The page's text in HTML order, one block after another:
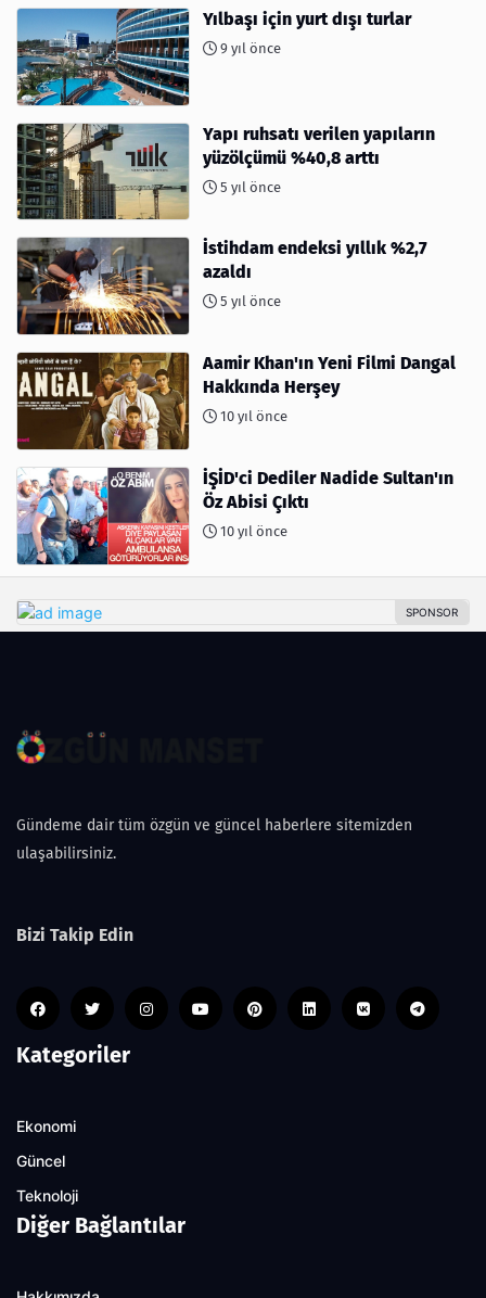
Yılbaşı için yurt dışı turlar
9 yıl önce
Yapı ruhsatı verilen yapıların
yüzölçümü %40,8 arttı
5 yıl önce
İstihdam endeksi yıllık %2,7
azaldı
5 yıl önce
Aamir Khan'ın Yeni Filmi Dangal
Hakkında Herşey
10 yıl önce
İŞİD'ci Dediler Nadide Sultan'ın
Öz Abisi Çıktı
10 yıl önce
Gündeme dair tüm özgün ve güncel haberlere sitemizden
ulaşabilirsiniz.
Bizi Takip Edin
Kategoriler
Ekonomi
Güncel
Teknoloji
Diğer Bağlantılar